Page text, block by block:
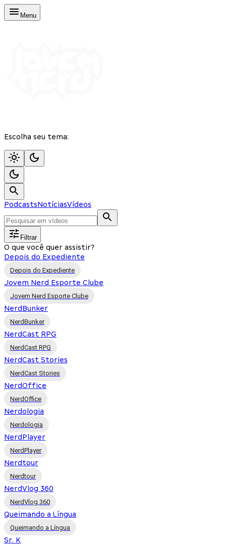
Menu
Escolha seu tema:
PodcastsNotíciasVídeos
Filtrar
O que você quer assistir?
Depois do Expediente
Depois do Expediente
Jovem Nerd Esporte Clube
Jovem Nerd Esporte Clube
NerdBunker
NerdBunker
NerdCast RPG
NerdCast RPG
NerdCast Stories
NerdCast Stories
NerdOffice
NerdOffice
Nerdologia
Nerdologia
NerdPlayer
NerdPlayer
Nerdtour
Nerdtour
NerdVlog 360
NerdVlog 360
Queimando a Língua
Queimando a Língua
Sr. K